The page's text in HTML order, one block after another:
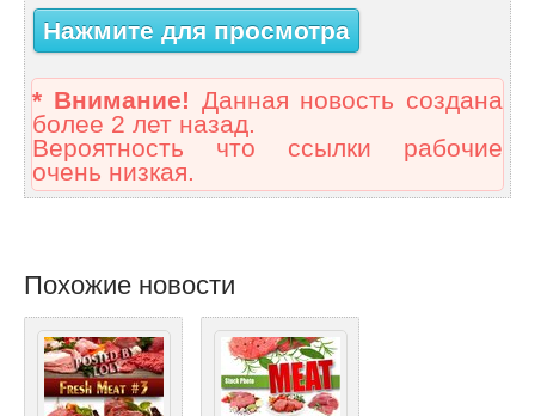
Нажмите для просмотра
* Внимание! Данная новость создана
более 2 лет назад.
Вероятность что ссылки рабочие
очень низкая.
Похожие новости